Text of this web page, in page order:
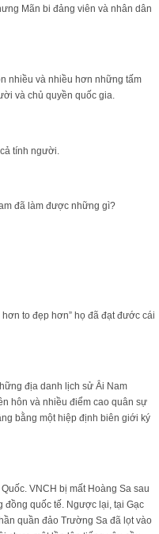
Mãn bi đảng viên và nhân dân
nhiều và nhiều hơn những tấm
và chủ quyền quốc gia.
tính người.
đã làm được những gì?
to đẹp hơn” họ đã đạt đước cái
địa danh lịch sử Ẳi Nam
hôn và nhiều điểm cao quân sự
bằng một hiệp định biên giới ký
VNCH bị mất Hoàng Sa sau
đồng quốc tế. Ngược lại, tại Gạc
quần đảo Trường Sa đã lọt vào